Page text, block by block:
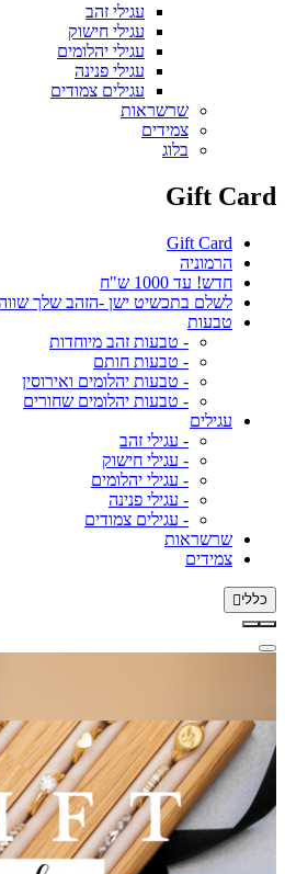
עגילי זהב
עגילי חישוק
עגילי יהלומים
עגילי פנינה
עגילים צמודים
שרשראות
צמידים
בלוג
Gift Card
Gift Card
הרמוניה
חדש! עד 1000 ש"ח
לשלם בתכשיט ישן -הזהב שלך
טבעות
- טבעות זהב מיוחדות
- טבעות חותם
- טבעות יהלומים ואירוסין
- טבעות יהלומים שחורים
עגילים
- עגילי זהב
- עגילי חישוק
- עגילי יהלומים
- עגילי פנינה
- עגילים צמודים
שרשראות
צמידים
כללי